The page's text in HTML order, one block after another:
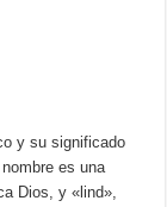
y su significado
es una
Dios, y «lind»,